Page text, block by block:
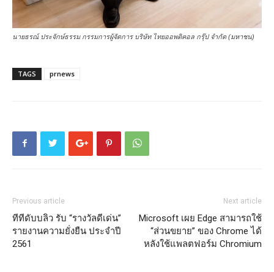
นายธรณ์ ประจักษ์ธรรม กรรมการผู้จัดการ บริษัท ไทยออพติคอล กรุ๊ป จำกัด (มหาชน)
TAGS prnews
Previous article
ทีทีดับบลิว รับ “รางวัลดีเด่น”
รายงานความยั่งยืน ประจำปี
2561
Next article
Microsoft เผย Edge สามารถใช้
“ส่วนขยาย” ของ Chrome ได้
หลังใช้แพลตฟอร์ม Chromium